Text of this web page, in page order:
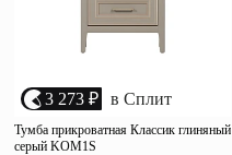
3 273 ₽ в Сплит
Тумба прикроватная Классик глиняный
серый KOM1S